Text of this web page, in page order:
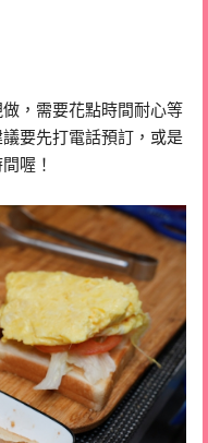
，需要花點時間耐心等
要先打電話預訂，或是
喔！